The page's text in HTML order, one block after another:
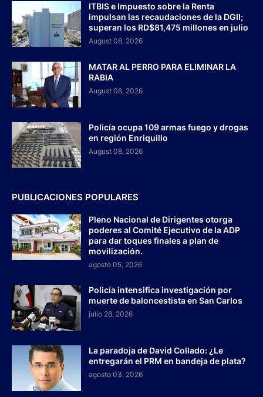
ITBIS e Impuesto sobre la Renta
impulsan las recaudaciones de la DGII;
superan los RD$81,475 millones en julio
August 08, 2026
MATAR AL PERRO PARA ELIMINAR LA
RABIA
August 08, 2026
Policía ocupa 109 armas fuego y drogas
en región Enriquillo
August 08, 2026
PUBLICACIONES POPULARES
Pleno Nacional de Dirigentes otorga
poderes al Comité Ejecutivo de la ADP
para dar toques finales a plan de
movilización.
agosto 05, 2026
Policía intensifica investigación por
muerte de baloncestista en San Carlos
julio 28, 2026
La paradoja de David Collado: ¿Le
entregarán el PRM en bandeja de plata?
agosto 03, 2026